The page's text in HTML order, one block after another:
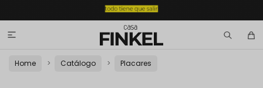

Home Catálogo Placares